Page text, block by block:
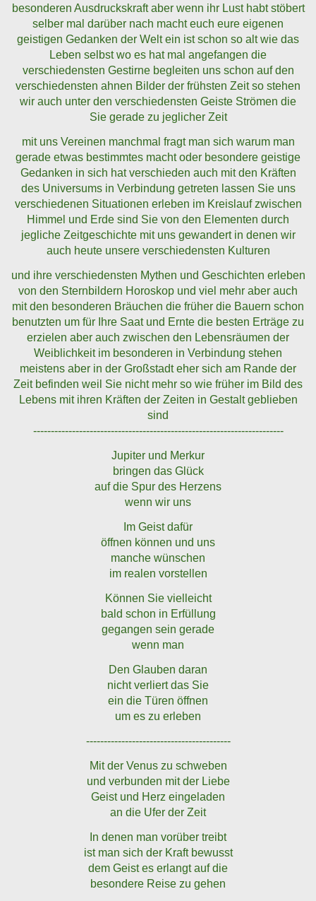
besonderen Ausdruckskraft aber wenn ihr Lust habt stöbert
selber mal darüber nach macht euch eure eigenen
geistigen Gedanken der Welt ein ist schon so alt wie das
Leben selbst wo es hat mal angefangen die
verschiedensten Gestirne begleiten uns schon auf den
verschiedensten ahnen Bilder der frühsten Zeit so stehen
wir auch unter den verschiedensten Geiste Strömen die
Sie gerade zu jeglicher Zeit
mit uns Vereinen manchmal fragt man sich warum man
gerade etwas bestimmtes macht oder besondere geistige
Gedanken in sich hat verschieden auch mit den Kräften
des Universums in Verbindung getreten lassen Sie uns
verschiedenen Situationen erleben im Kreislauf zwischen
Himmel und Erde sind Sie von den Elementen durch
jegliche Zeitgeschichte mit uns gewandert in denen wir
auch heute unsere verschiedensten Kulturen
und ihre verschiedensten Mythen und Geschichten erleben
von den Sternbildern Horoskop und viel mehr aber auch
mit den besonderen Bräuchen die früher die Bauern schon
benutzten um für Ihre Saat und Ernte die besten Erträge zu
erzielen aber auch zwischen den Lebensräumen der
Weiblichkeit im besonderen in Verbindung stehen
meistens aber in der Großstadt eher sich am Rande der
Zeit befinden weil Sie nicht mehr so wie früher im Bild des
Lebens mit ihren Kräften der Zeiten in Gestalt geblieben
sind
-----------------------------------------------------------------------
Jupiter und Merkur
bringen das Glück
auf die Spur des Herzens
wenn wir uns
Im Geist dafür
öffnen können und uns
manche wünschen
im realen vorstellen
Können Sie vielleicht
bald schon in Erfüllung
gegangen sein gerade
wenn man
Den Glauben daran
nicht verliert das Sie
ein die Türen öffnen
um es zu erleben
-----------------------------------------
Mit der Venus zu schweben
und verbunden mit der Liebe
Geist und Herz eingeladen
an die Ufer der Zeit
In denen man vorüber treibt
ist man sich der Kraft bewusst
dem Geist es erlangt auf die
besondere Reise zu gehen